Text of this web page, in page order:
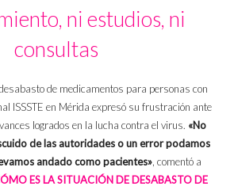
ni estudios, ni
consultas
de medicamentos para personas con
ISSSTE en Mérida expresó su frustración ante
logrados en la lucha contra el virus. «No
de las autoridades o un error podamos
andado como pacientes» , comentó a
ES LA SITUACIÓN DE DESABASTO DE